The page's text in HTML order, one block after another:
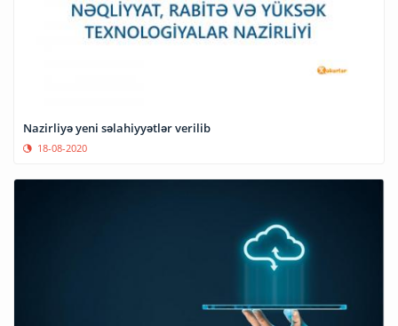
Nazirliyə yeni səlahiyyətlər verilib
18-08-2020